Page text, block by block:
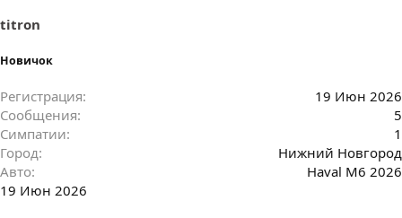
titron
Новичок
Регистрация
19 Июн 2026
Сообщения
5
Симпатии
1
Город
Нижний Новгород
Авто
Haval M6 2026
19 Июн 2026